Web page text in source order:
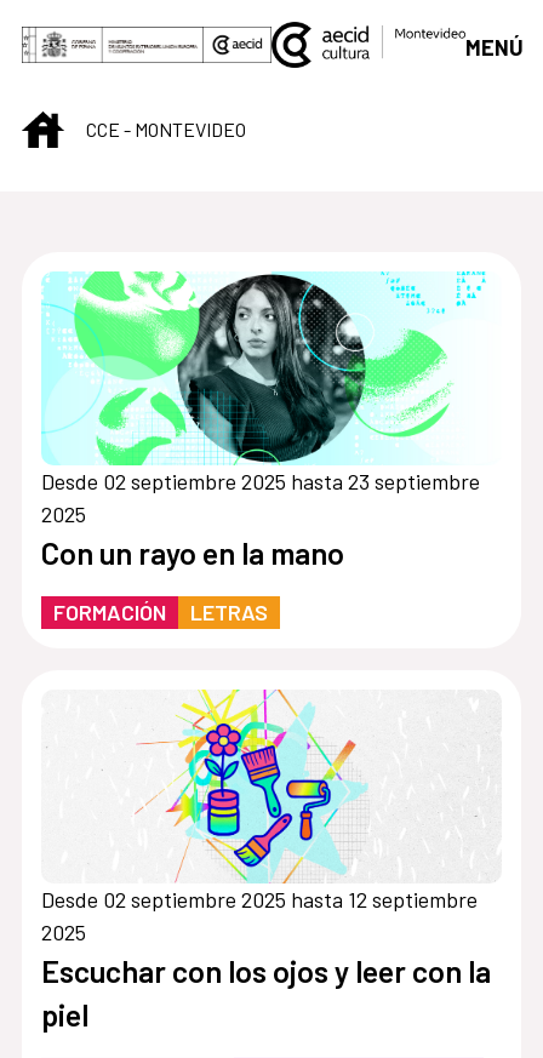
Saltar al contenido principal
MENÚ
INICIOCCE - MONTEVIDEO
Desde 02 septiembre 2025 hasta 23 septiembre
2025
Con un rayo en la mano
FORMACIÓN LETRAS
Desde 02 septiembre 2025 hasta 12 septiembre
2025
Escuchar con los ojos y leer con la
piel